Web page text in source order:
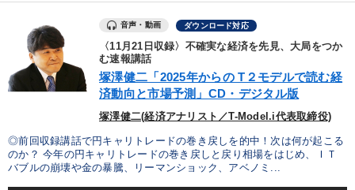
音声・動画 ダウンロード対応
〈11月21日収録〉不確実な経済を先見、大局をつか
む速報講話
塚澤健二「2025年からの T２モデルで読む経
済動向と市場予測」CD・デジタル版
塚澤健二(経済アナリスト／T-Model.i代表取締役)
◎前回収録講話で円キャリトレードの巻き戻しを的中！次は何が起こる
のか？ 今年の円キャリトレードの巻き戻しと戻り相場をはじめ、ＩＴ
バブルの崩壊や金の暴騰、リーマンショック、アベノミ...